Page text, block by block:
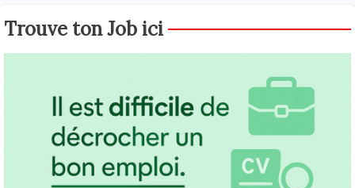
Trouve ton Job ici